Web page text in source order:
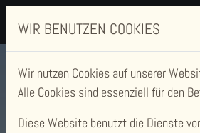
WIR BENUTZEN COOKIES
Wir nutzen Cookies auf unserer
Alle Cookies sind essenziell für den
Diese Website benutzt die Dienste